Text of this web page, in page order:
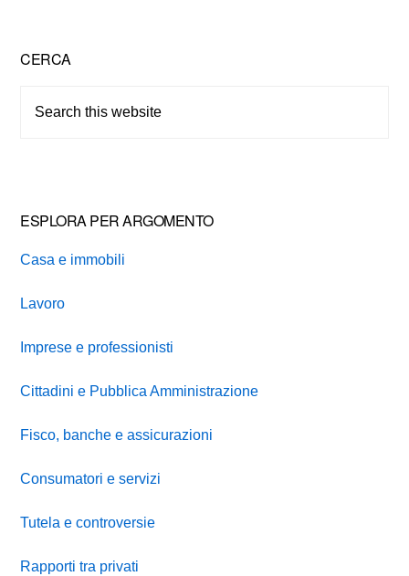
Primary
Sidebar
CERCA
ESPLORA PER ARGOMENTO
Casa e immobili
Lavoro
Imprese e professionisti
Cittadini e Pubblica Amministrazione
Fisco, banche e assicurazioni
Consumatori e servizi
Tutela e controversie
Rapporti tra privati